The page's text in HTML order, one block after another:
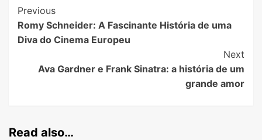
Previous
Romy Schneider: A Fascinante História de uma
Diva do Cinema Europeu
Next
Ava Gardner e Frank Sinatra: a história de um
grande amor
Read also…